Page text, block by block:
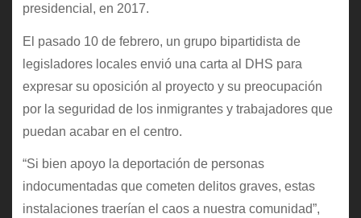
presidencial, en 2017.
El pasado 10 de febrero, un grupo bipartidista de
legisladores locales envió una carta al DHS para
expresar su oposición al proyecto y su preocupación
por la seguridad de los inmigrantes y trabajadores que
puedan acabar en el centro.
“Si bien apoyo la deportación de personas
indocumentadas que cometen delitos graves, estas
instalaciones traerían el caos a nuestra comunidad”,